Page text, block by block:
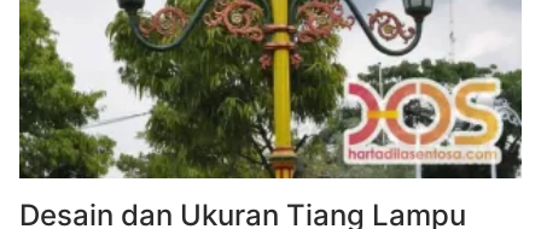
Pagar Besi Tempa Klasik
Railing Tangga Besi Tempa
Railing Balkon Besi Tempa Klasik
Kursi Taman Besi Tempa
Gallery
Gallery Gambar Pagar Besi Tempa Mewah
Gallery Kursi Taman & Kursi Teras Besi Tempa
Gallery Railing Tangga Besi Tempa Klasik Mewah
Articles
Projects
Contact Us
Desain dan Ukuran Tiang Lampu